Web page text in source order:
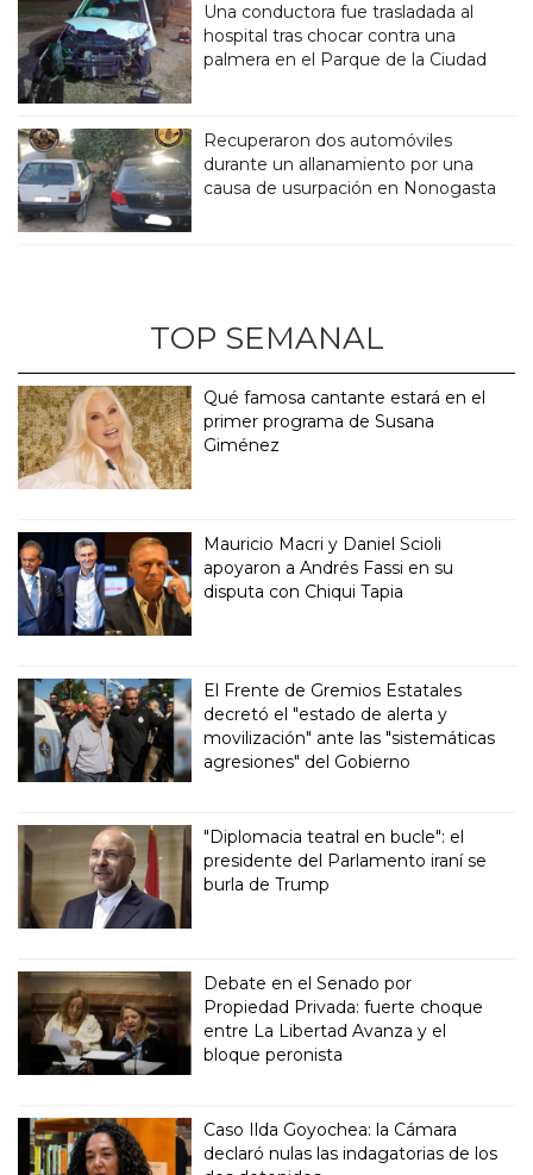
Una conductora fue trasladada al
hospital tras chocar contra una
palmera en el Parque de la Ciudad
Recuperaron dos automóviles
durante un allanamiento por una
causa de usurpación en Nonogasta
TOP SEMANAL
Qué famosa cantante estará en el
primer programa de Susana
Giménez
Mauricio Macri y Daniel Scioli
apoyaron a Andrés Fassi en su
disputa con Chiqui Tapia
El Frente de Gremios Estatales
decretó el "estado de alerta y
movilización" ante las "sistemáticas
agresiones" del Gobierno
"Diplomacia teatral en bucle": el
presidente del Parlamento iraní se
burla de Trump
Debate en el Senado por
Propiedad Privada: fuerte choque
entre La Libertad Avanza y el
bloque peronista
Caso Ilda Goyochea: la Cámara
declaró nulas las indagatorias de los